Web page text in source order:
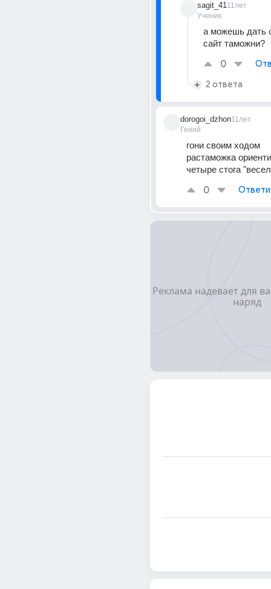
sagit_41
Ученик
11лет
а можешь дать
сайт таможни?
0
2 ответа
dorogoi_dzhon
Гений
11лет
гони своим ходом
растаможка
четыре стога
0